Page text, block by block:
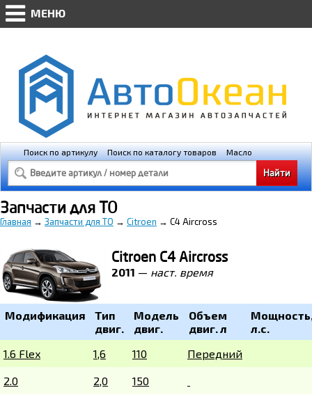
МЕНЮ
Поиск по артикулу Поиск по каталогу товаров
Масло
Освещение
Свечи зажигания
Запчасти для ТО
Главная → Запчасти для ТО → Citroen → C4 Aircross
Citroen C4 Aircross
2011 — наст. время
Модификация
Тип
двиг.
Модель
двиг.
Объем
двиг. л
л.с.
1.6 Flex
1,6 110 Передний
2.0 2,0 150